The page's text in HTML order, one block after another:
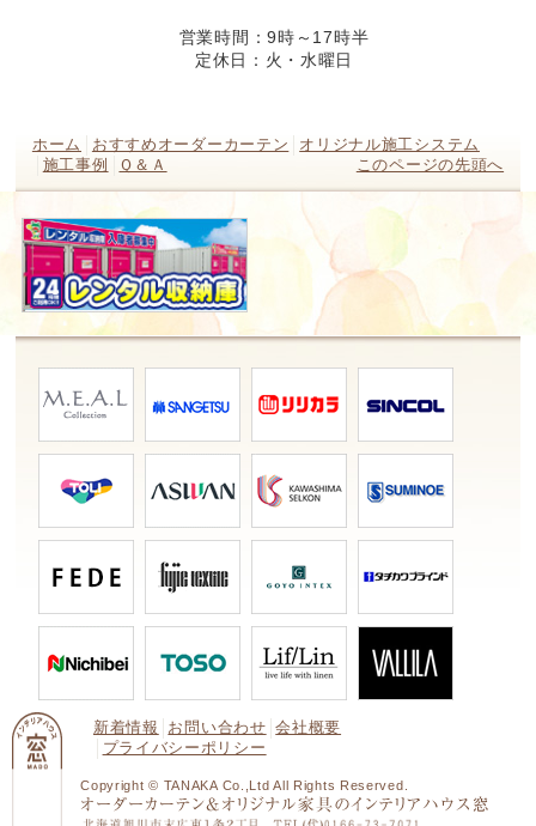
営業時間：9時～17時半
定休日：火・水曜日
ホーム おすすめオーダーカーテン
オリジナル施工システム
施工事例
Ｑ＆Ａ このページの先頭へ
新着情報 お問い合わせ 会社概要
プライバシーポリシー
Copyright © TANAKA Co.,Ltd All Rights Reserved.